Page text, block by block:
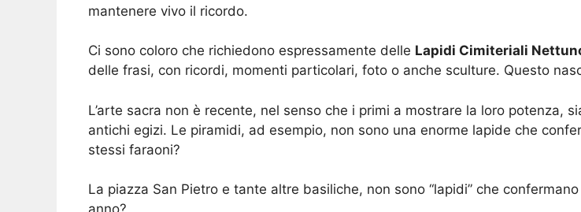
mantenere vivo il ricordo.
Ci sono coloro che richiedono espressamente delle Lapidi Cimiteriali
delle frasi, con ricordi, momenti particolari, foto o anche sculture. Questo
L’arte sacra non è recente, nel senso che i primi a mostrare la loro potenza,
antichi egizi. Le piramidi, ad esempio, non sono una enorme lapide che
stessi faraoni?
La piazza San Pietro e tante altre basiliche, non sono “lapidi” che